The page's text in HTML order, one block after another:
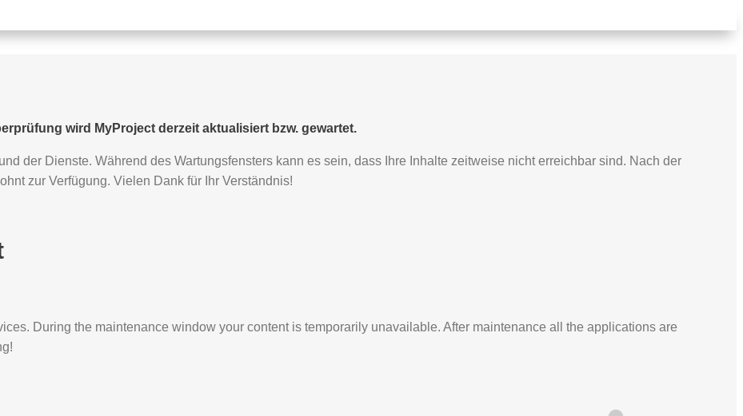
wird MyProject derzeit aktualisiert bzw. gewartet.
der Dienste. Während des Wartungsfensters kann es sein, dass Ihre Inhalte zeitweise nicht erreichbar sind. Nach der
zur Verfügung. Vielen Dank für Ihr Verständnis!
During the maintenance window your content is temporarily unavailable. After maintenance all the applications are